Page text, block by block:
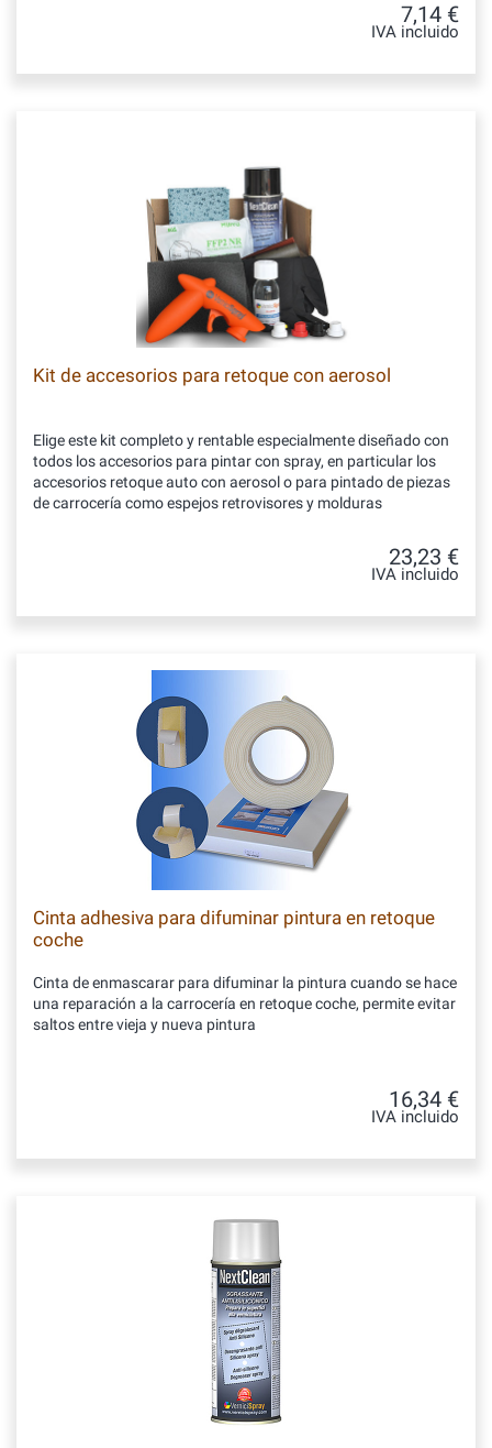
7,14 €
IVA incluido
Kit de accesorios para retoque con aerosol
Elige este kit completo y rentable especialmente diseñado con
todos los accesorios para pintar con spray, en particular los
accesorios retoque auto con aerosol o para pintado de piezas
de carrocería como espejos retrovisores y molduras
23,23 €
IVA incluido
Cinta adhesiva para difuminar pintura en retoque
coche
Cinta de enmascarar para difuminar la pintura cuando se hace
una reparación a la carrocería en retoque coche, permite evitar
saltos entre vieja y nueva pintura
16,34 €
IVA incluido